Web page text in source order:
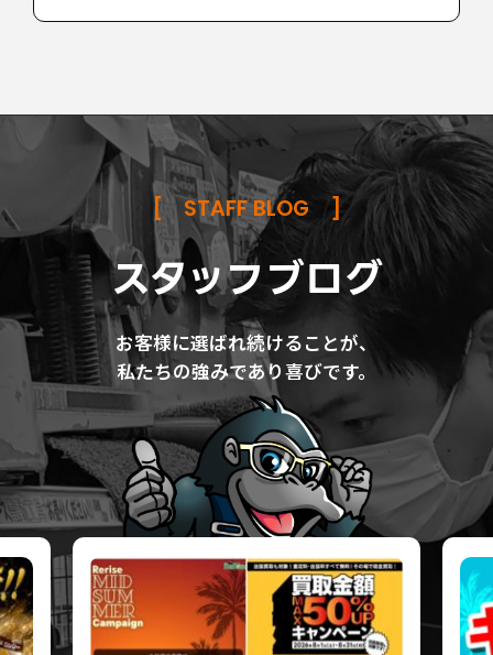
[ STAFF BLOG]
スタッフブログ
お客様に選ばれ続けることが、
私たちの強みであり喜びです。